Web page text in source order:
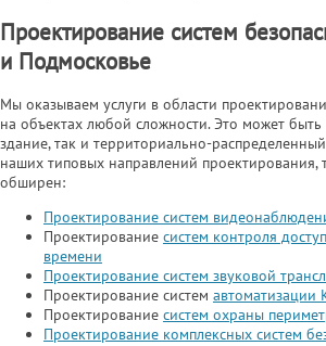
Проектирование систем
и Подмосковье
Мы оказываем услуги в области
на объектах любой сложности. Это может
здание, так и территориально-распределенный
наших типовых направлений проектирования,
обширен:
Проектирование систем
Проектирование систем контроля
времени
Проектирование систем звуковой
Проектирование систем автоматизации
Проектирование систем охраны
Проектирование комплексных систем